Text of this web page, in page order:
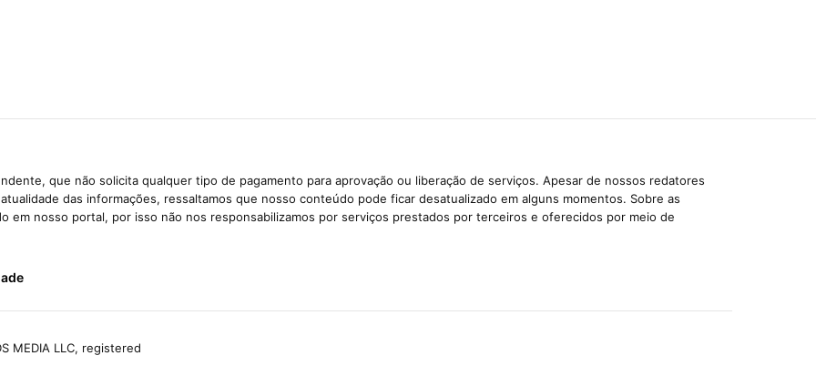
que não solicita qualquer tipo de pagamento para aprovação ou liberação de serviços. Apesar de nossos redatores
das informações, ressaltamos que nosso conteúdo pode ficar desatualizado em alguns momentos. Sobre as
em nosso portal, por isso não nos responsabilizamos por serviços prestados por terceiros e oferecidos por meio de
MEDIA LLC, registered